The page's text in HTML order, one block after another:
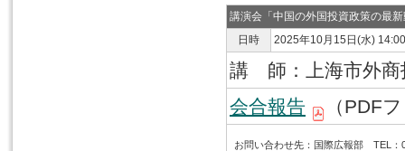
講演会「中国の外国投資政策の最
日時
2025年10月15日(水)
講 師：上海市外商
会合報告
（PDF
お問い合わせ先：国際広報部 TEL：